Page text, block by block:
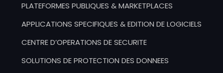
PLATEFORMES PUBLIQUES & MARKETPLACES
APPLICATIONS SPECIFIQUES & EDITION DE LOGICIELS
CENTRE D’OPERATIONS DE SECURITE
SOLUTIONS DE PROTECTION DES DONNEES